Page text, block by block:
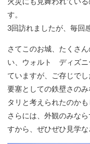
す。
3回訪れましたが、毎回
さてこのお城、たくさ
い、ウォルト ディズニ
ていますが、ご存じでし
要塞としての鉄壁さの
タリと考えられたのかも
さらには、外観のみな
すから、ぜひぜひ見学